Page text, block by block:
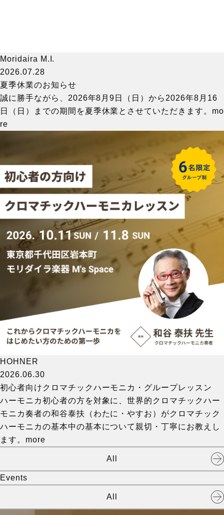
Moridaira M.I.
2026.07.28
夏季休業のお知らせ
誠に勝手ながら、2026年8月9日（日）から2026年8月16
日（日）までの期間を夏季休業とさせていただきます。 mo
re
HOHNER
2026.06.30
初心者向けクロマチックハーモニカ・グループレッスン
ハーモニカ初心者の方を対象に、世界的クロマチックハー
モニカ奏者の和谷泰扶（わたに・やすお）がクロマチック
ハーモニカの基本中の基本について親切・丁寧にお教えし
ます。 more
All
Events
All